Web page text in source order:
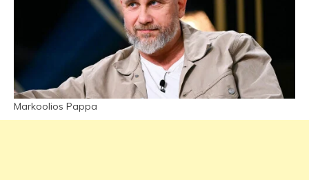
Markoolios Pappa